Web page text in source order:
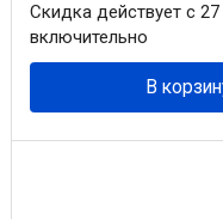
Скидка действует с 27
включительно
В